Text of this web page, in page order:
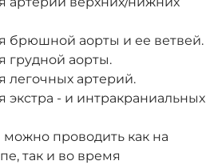
брюшной аорты и ее ветвей.
грудной аорты.
легочных артерий.
экстра - и интракраниальных
проводить как на
так и во время